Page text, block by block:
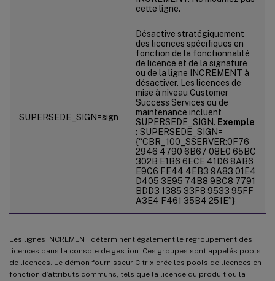
cette ligne.
SUPERSEDE_SIGN=sign
Désactive stratégiquement
des licences spécifiques en
fonction de la fonctionnalité
de licence et de la signature
ou de la ligne INCREMENT à
désactiver. Les licences de
mise à niveau Customer
Success Services ou de
maintenance incluent
SUPERSEDE_SIGN. Exemple
: SUPERSEDE_SIGN=
{“CBR_100_SSERVER:0F76
2946 4790 6B67 08E0 65BC
302B E1B6 6ECE 41D6 8AB6
E9C6 FE44 4EB3 9A83 01E4
D405 3E95 74B8 9BC8 7791
BDD3 1385 33F8 9533 95FF
A3E4 F461 35B4 251E”}
Les lignes INCREMENT déterminent également le regroupement des
licences dans la console de gestion. Ces groupes sont appelés pools
de licences. Le démon fournisseur Citrix crée les pools de licences en
fonction d’attributs communs, tels que la licence du produit ou la